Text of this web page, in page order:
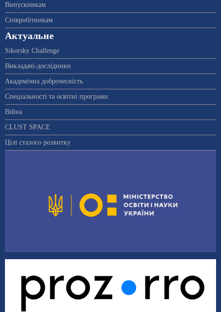
Випускникам
Співробітникам
Актуальне
Sikorsky Challenge
Викладачі-дослідники
Академічна доброчесність
Спеціальності та освітні програми
Війна
CLUST SPACE
Цілі сталого розвитку